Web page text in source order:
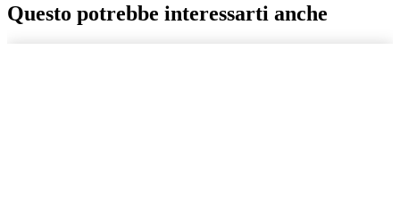
Questo potrebbe interessarti anche